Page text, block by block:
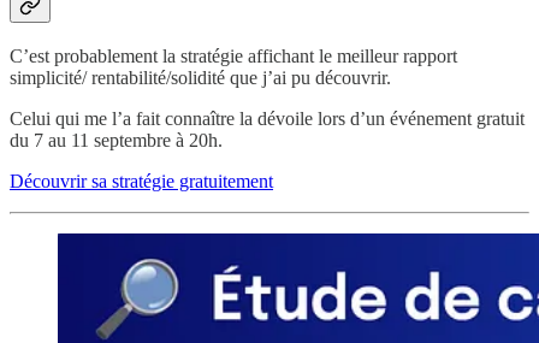
C’est probablement la stratégie affichant le meilleur rapport
simplicité/ rentabilité/solidité que j’ai pu découvrir.
Celui qui me l’a fait connaître la dévoile lors d’un événement gratuit
du 7 au 11 septembre à 20h.
Découvrir sa stratégie gratuitement